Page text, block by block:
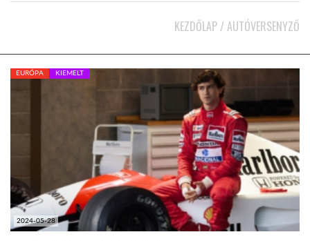
A VILÁG ITTHON
KEZDŐLAP / AUTÓVERSENYZŐ
2024-05-28
EURÓPA KIEMELT